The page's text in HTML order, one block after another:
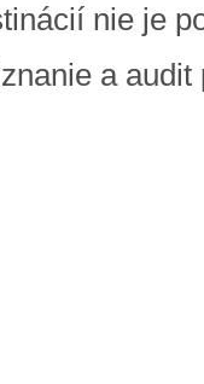
nie je
a audit